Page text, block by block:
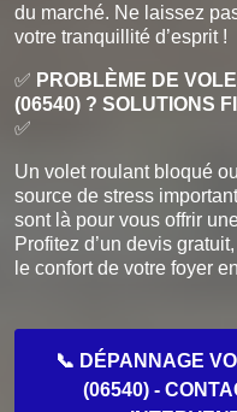
du marché. Ne laissez
votre tranquillité d’esprit !
✅ PROBLÈME DE
(06540) ? SOLUTIONS
✅
Un volet roulant bloqué
source de stress
sont là pour vous offrir
Profitez d’un devis
le confort de votre foyer
📞 DÉPANNAGE
(06540) -